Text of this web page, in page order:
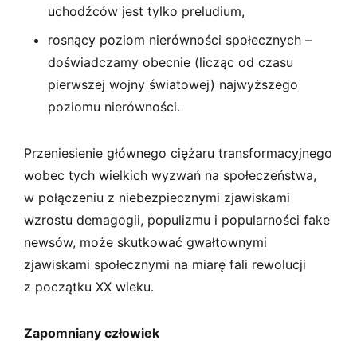
uchodźców jest tylko preludium,
rosnący poziom nierówności społecznych –
doświadczamy obecnie (licząc od czasu
pierwszej wojny światowej) najwyższego
poziomu nierówności.
Przeniesienie głównego ciężaru transformacyjnego
wobec tych wielkich wyzwań na społeczeństwa,
w połączeniu z niebezpiecznymi zjawiskami
wzrostu demagogii, populizmu i popularności fake
newsów, może skutkować gwałtownymi
zjawiskami społecznymi na miarę fali rewolucji
z początku XX wieku.
Zapomniany człowiek